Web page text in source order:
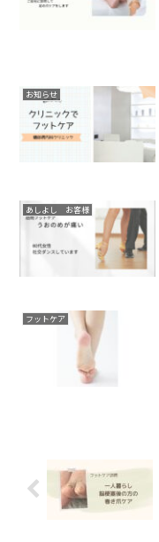
お知らせ
あしよし お客様
フットケア